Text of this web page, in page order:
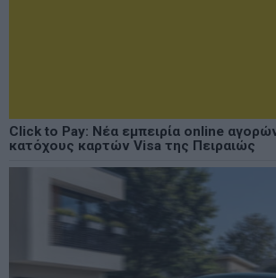
Click to Pay: Νέα εμπειρία online
κατόχους καρτών Visa της Πειραιώς